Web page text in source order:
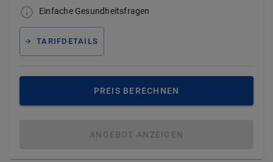
Einfache Gesundheitsfragen
TARIFDETAILS
PREIS BERECHNEN
ANGEBOT ANZEIGEN